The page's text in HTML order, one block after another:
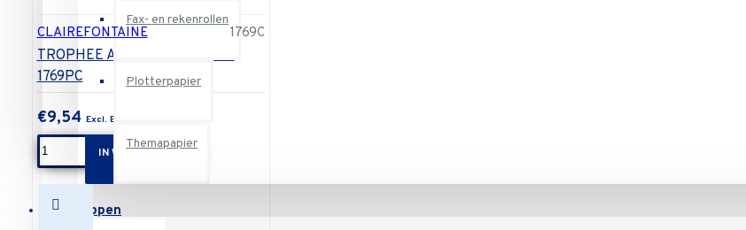
Fax- en rekenrollen
Plotterpapier
Themapapier
Enveloppen
CLAIREFONTAINE 1769C
TROPHEE A4 80G ZALM 500V
1769PC
€9,54
IN WINKELWAGEN